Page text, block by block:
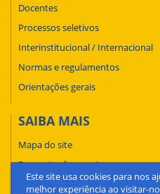
Este site usa cookies para nos
melhor experiência ao visitar-
Docentes
Processos seletivos
Interinstitucional / Internacional
Normas e regulamentos
Orientações gerais
SAIBA MAIS
Mapa do site
Perguntas frequentes
Fale conosco